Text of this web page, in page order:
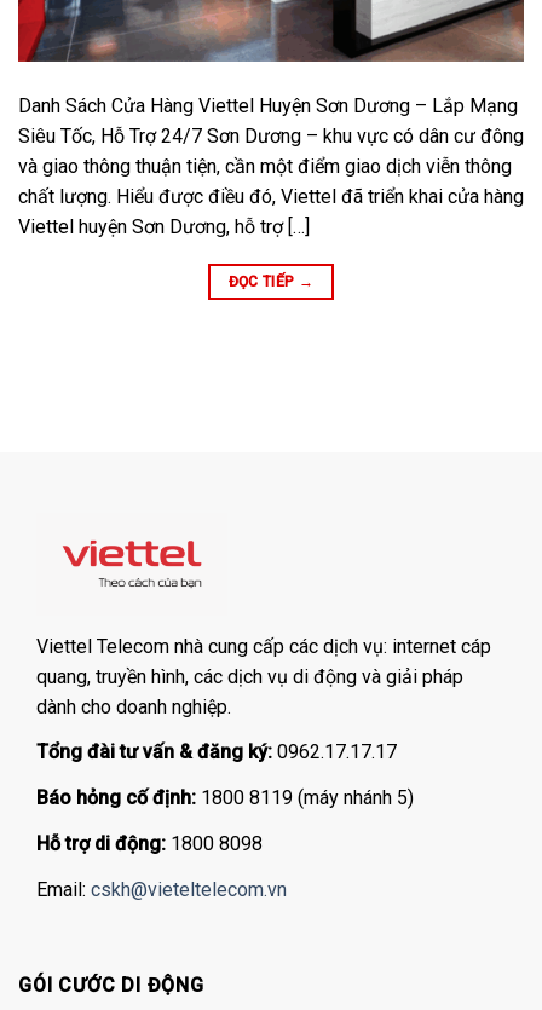
Danh Sách Cửa Hàng Viettel Huyện Sơn Dương – Lắp Mạng
Siêu Tốc, Hỗ Trợ 24/7 Sơn Dương – khu vực có dân cư đông
và giao thông thuận tiện, cần một điểm giao dịch viễn thông
chất lượng. Hiểu được điều đó, Viettel đã triển khai cửa hàng
Viettel huyện Sơn Dương, hỗ trợ […]
ĐỌC TIẾP →
Viettel Telecom nhà cung cấp các dịch vụ: internet cáp
quang, truyền hình, các dịch vụ di động và giải pháp
dành cho doanh nghiệp.
Tổng đài tư vấn & đăng ký: 0962.17.17.17
Báo hỏng cố định: 1800 8119 (máy nhánh 5)
Hỗ trợ di động: 1800 8098
Email: cskh@vieteltelecom.vn
GÓI CƯỚC DI ĐỘNG